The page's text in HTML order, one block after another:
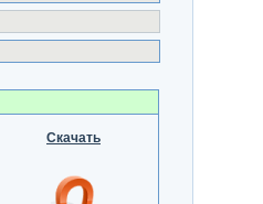
Скачать